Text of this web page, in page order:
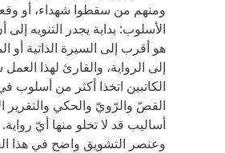
ومنهم من سقطوا شهداء، أو
الأسلوب: بداية يجدر التنويه إلى
هو أقرب إلى السيرة الذاتية أو
إلى الرواية، والقارئ لهذا
الكاتبين اتخذا أكثر من أسلوب
القصّ والرّويّ والحكي والتقرير
أساليب قد لا تخلو منها أيّ رواية.
وعنصر التشويق واضح في هذا